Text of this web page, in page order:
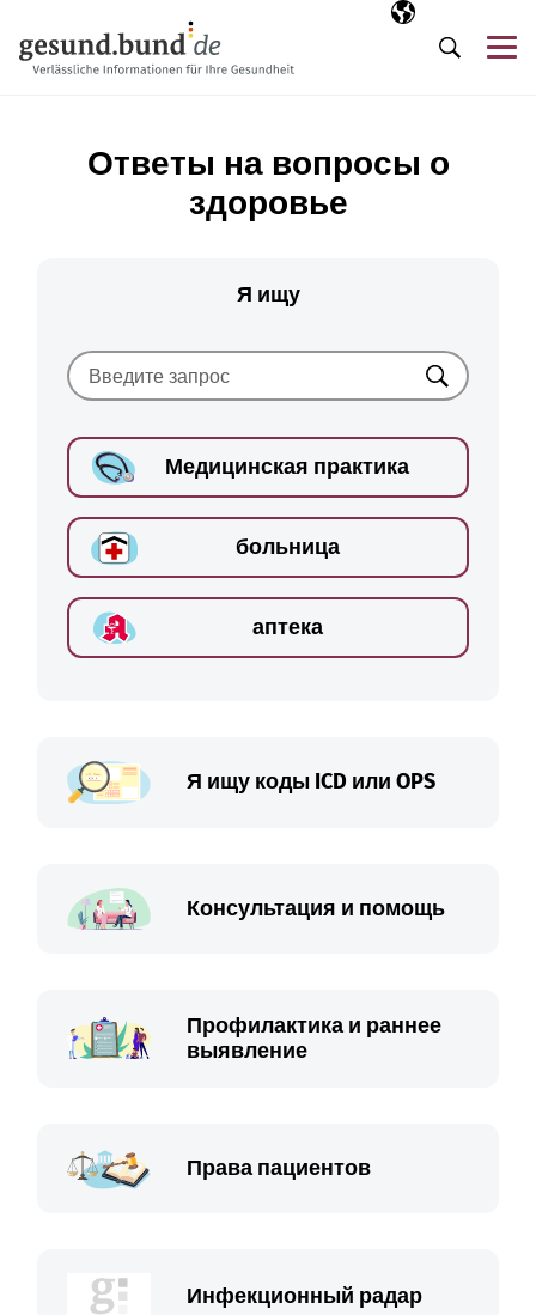
Выбранный
RU
Поиск
Ответы на вопросы о
здоровье
Я ищу
Искать
Медицинская практика
больница
аптека
Я ищу коды ICD или OPS
Консультация и помощь
Профилактика и раннее
выявление
Права пациентов
Инфекционный радар